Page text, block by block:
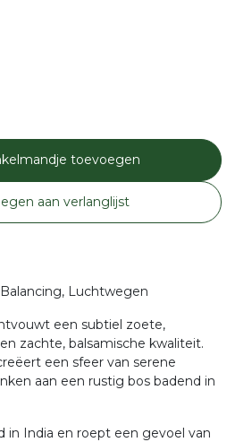
toevoegen
aan verlanglijst
Luchtwegen
een subtiel zoete,
zachte, balsamische kwaliteit.
een sfeer van serene
aan een rustig bos badend in
in India en roept een gevoel van